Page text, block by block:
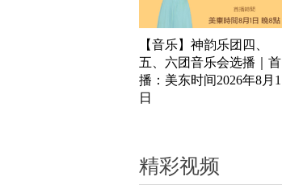
【音乐】神韵乐团四、
五、六团音乐会选播｜首
播：美东时间2026年8月1
日
精彩视频